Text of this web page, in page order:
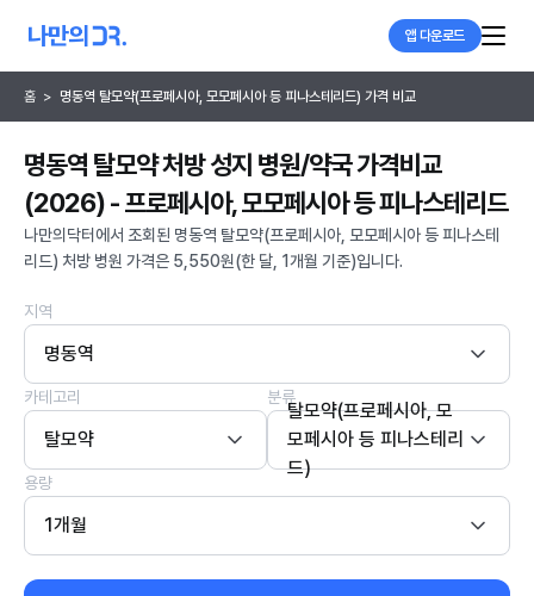
앱 다운로드
홈 > 명동역 탈모약(프로페시아, 모모페시아 등 피나스테리드) 가격 비교
명동역 탈모약 처방 성지 병원/약국 가격비교
(2026) - 프로페시아, 모모페시아 등 피나스테리드
나만의닥터에서 조회된 명동역 탈모약(프로페시아, 모모페시아 등 피나스테
리드) 처방 병원 가격은 5,550원(한 달, 1개월 기준)입니다.
지역
명동역
카테고리
탈모약
분류
탈모약(프로페시아, 모
모페시아 등 피나스테리
드)
용량
1개월